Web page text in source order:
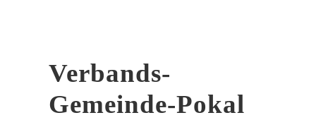
Verbands-
Gemeinde-Pokal